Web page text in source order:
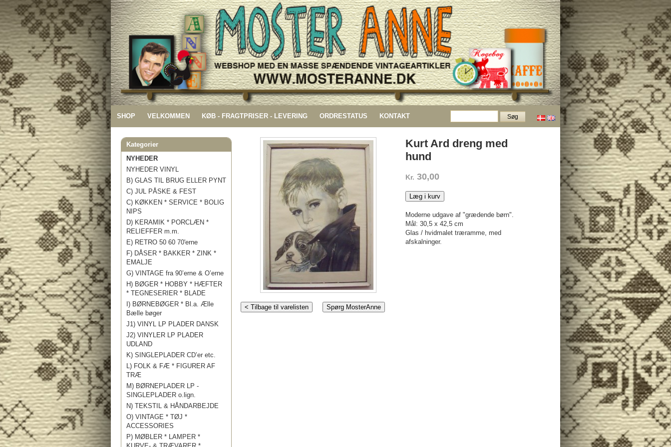
SHOP VELKOMMEN KØB - FRAGTPRISER - LEVERING ORDRESTATUS KONTAKT
Kategorier
NYHEDER
NYHEDER VINYL
B) GLAS TIL BRUG ELLER PYNT
C) JUL PÅSKE & FEST
C) KØKKEN * SERVICE * BOLIG
NIPS
D) KERAMIK * PORCLÆN *
RELIEFFER m.m.
E) RETRO 50 60 70'erne
F) DÅSER * BAKKER * ZINK *
EMALJE
G) VINTAGE fra 90’erne & O’erne
H) BØGER * HOBBY * HÆFTER
* TEGNESERIER * BLADE
I) BØRNEBØGER * Bl.a. Ælle
Bælle bøger
J1) VINYL LP PLADER DANSK
J2) VINYLER LP PLADER
UDLAND
K) SINGLEPLADER CD’er etc.
L) FOLK & FÆ * FIGURER AF
TRÆ
M) BØRNEPLADER LP -
SINGLEPLADER o.lign.
N) TEKSTIL & HÅNDARBEJDE
O) VINTAGE * TØJ *
ACCESSORIES
P) MØBLER * LAMPER *
Kurt Ard dreng med
hund
Kr. 30,00
Læg i kurv
Moderne udgave af "grædende børn".
Mål: 30,5 x 42,5 cm
Glas / hvidmalet træramme, med
afskalninger.
< Tilbage til varelisten Spørg MosterAnne